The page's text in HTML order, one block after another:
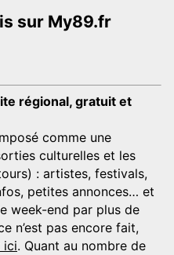
sur My89.fr
régional, gratuit et
comme une
culturelles et les
: artistes, festivals,
petites annonces… et
week-end par plus de
n’est pas encore fait,
ici. Quant au nombre de